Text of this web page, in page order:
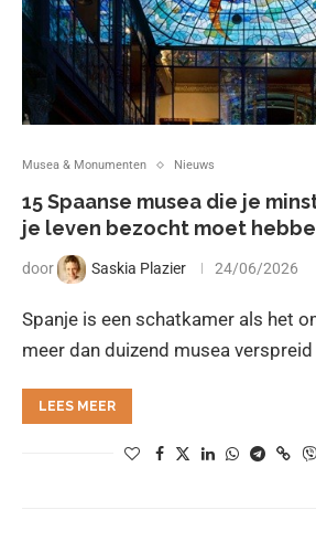
Musea & Monumenten Nieuws
15 Spaanse musea die je
je leven bezocht moet
door Saskia Plazier 24/06/2026
Spanje is een schatkamer als het
meer dan duizend musea
LEES MEER